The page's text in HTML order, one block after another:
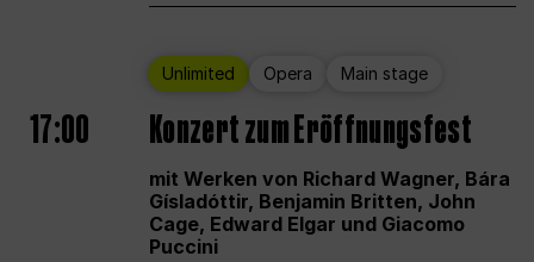
Unlimited Opera Main stage
17:00 Konzert zum Eröffnungsfest
mit Werken von Richard Wagner, Bára
Gísladóttir, Benjamin Britten, John
Cage, Edward Elgar und Giacomo
Puccini